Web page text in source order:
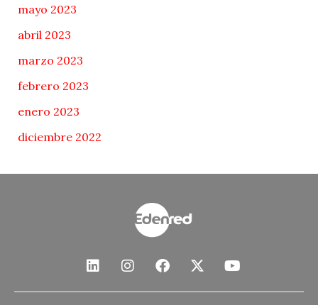
mayo 2023
abril 2023
marzo 2023
febrero 2023
enero 2023
diciembre 2022
L
i
I
n
F
a
X
-
Y
o